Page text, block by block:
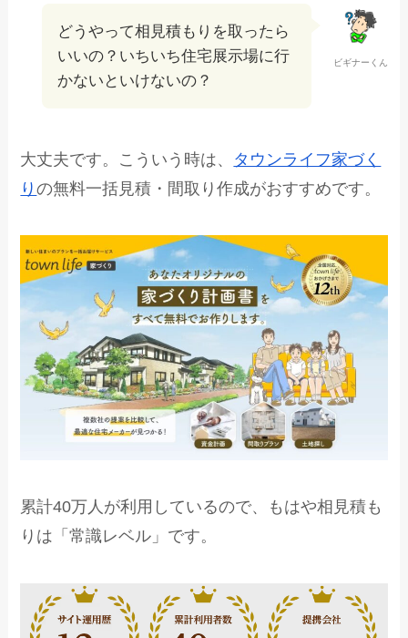
ビギナーくん
どうやって相見積もりを取ったら
いいの？いちいち住宅展示場に行
かないといけないの？
大丈夫です。こういう時は、 タウンライフ家づく
りの無料一括見積・間取り作成がおすすめです。
累計40万人が利用しているので、もはや相見積も
りは「常識レベル」です。